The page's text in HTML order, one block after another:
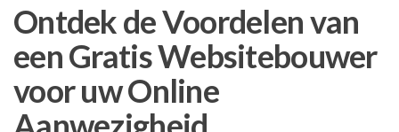
Ontdek de Voordelen van
een Gratis Websitebouwer
voor uw Online